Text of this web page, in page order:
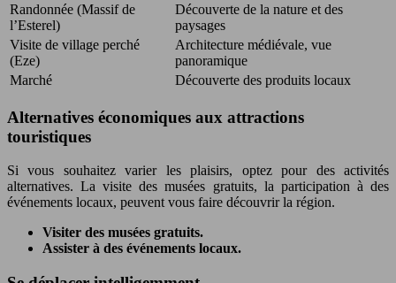
Randonnée (Massif de
l’Esterel)
Découverte de la nature et des
paysages
Visite de village perché
(Eze)
Architecture médiévale, vue
panoramique
Marché
Découverte des produits locaux
Alternatives économiques aux attractions
touristiques
Si vous souhaitez varier les plaisirs, optez pour des activités
alternatives. La visite des musées gratuits, la participation à des
événements locaux, peuvent vous faire découvrir la région.
Visiter des musées gratuits.
Assister à des événements locaux.